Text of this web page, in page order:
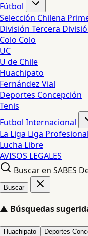
Fútbol
Selección Chilena
División Tercera
Colo Colo
UC
U de Chile
Huachipato
Fernández Vial
Deportes Concepción
Tenis
Futbol Internacional
La Liga Liga
Lucha Libre
AVISOS LEGALES
Buscar en SABES
Buscar
▲ Búsquedas
Huachipato Deportes